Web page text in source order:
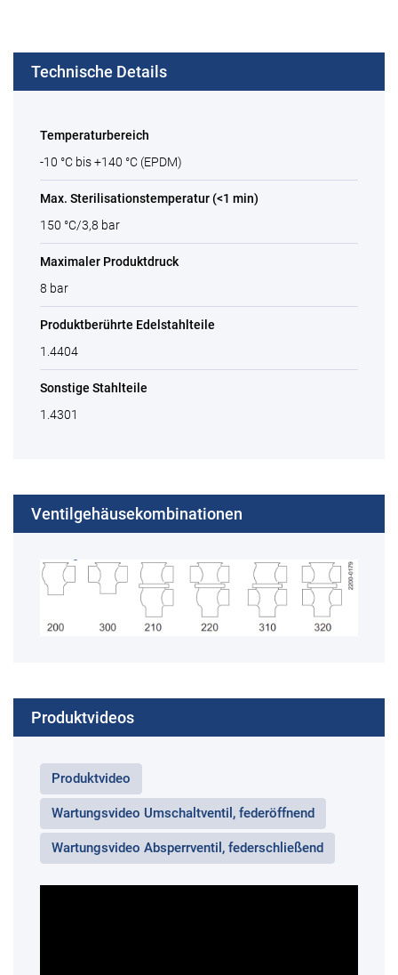
Technische Details
Temperaturbereich
-10 °C bis +140 °C (EPDM)
Max. Sterilisationstemperatur (<1 min)
150 °C/3,8 bar
Maximaler Produktdruck
8 bar
Produktberührte Edelstahlteile
1.4404
Sonstige Stahlteile
1.4301
Ventilgehäusekombinationen
Produktvideos
Produktvideo
Wartungsvideo Umschaltventil, federöffnend
Wartungsvideo Absperrventil, federschließend